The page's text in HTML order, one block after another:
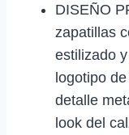
DISEÑO
zapatillas
estilizado
logotipo
detalle
look del